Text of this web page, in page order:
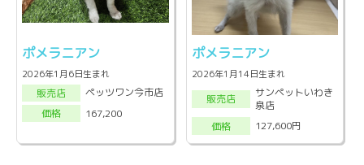
ポメラニアン
2026年1月6日生まれ
販売店
ペッツワン今市店
価格
167,200
ポメラニアン
2026年1月14日生まれ
販売店
サンペットいわき
泉店
価格
127,600円